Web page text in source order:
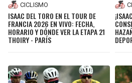
CICLISMO
ISAAC DEL TORO EN EL TOUR DE
FRANCIA 2026 EN VIVO: FECHA,
HORARIO Y DÓNDE VER LA ETAPA 21
THOIRY - PARÍS